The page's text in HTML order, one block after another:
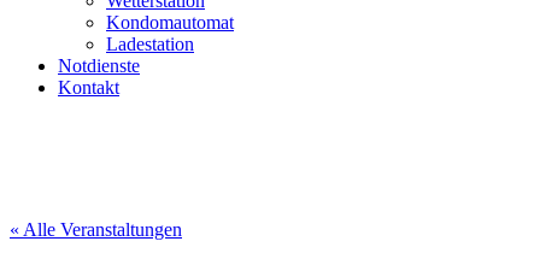
Kondomautomat
Ladestation
Notdienste
Kontakt
« Alle Veranstaltungen